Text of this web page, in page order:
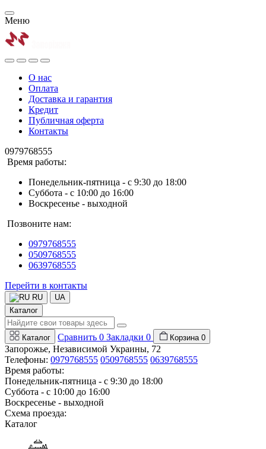
Меню
О нас
Оплата
Доставка и гарантия
Кредит
Публичная оферта
Контакты
0979768555
Время работы:
Понедельник-пятница - с 9:30 до 18:00
Суббота - с 10:00 до 16:00
Воскресенье - выходной
Позвоните нам:
0979768555
0509768555
0639768555
Перейти в контакты
RU
UA
Каталог
Каталог Сравнить 0 Закладки 0 Корзина 0
Запорожье, Независимой Украины, 72
Телефоны: 0979768555 0509768555 0639768555
Время работы:
Понедельник-пятница - с 9:30 до 18:00
Суббота - с 10:00 до 16:00
Воскресенье - выходной
Схема проезда:
Каталог